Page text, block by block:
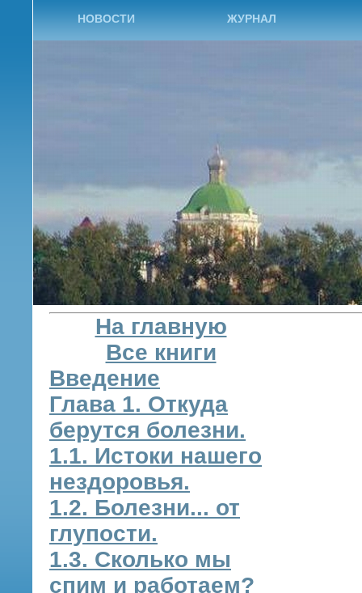
НОВОСТИ ЖУРНАЛ
На главную
Все книги
Введение
Глава 1. Откуда
берутся болезни.
1.1. Истоки нашего
нездоровья.
1.2. Болезни... от
глупости.
1.3. Сколько мы
спим и работаем?